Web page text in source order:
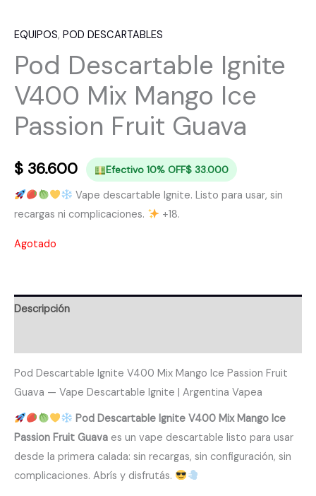
EQUIPOS, POD DESCARTABLES
Pod Descartable Ignite
V400 Mix Mango Ice
Passion Fruit Guava
$ 36.600 Efectivo 10% OFF$33.000
Vape descartable Ignite. Listo para usar, sin
recargas ni complicaciones.
+18.
Agotado
Descripción
Pod Descartable Ignite V400 Mix Mango Ice Passion Fruit
Guava — Vape Descartable Ignite | Argentina Vapea
Pod Descartable Ignite V400 Mix Mango Ice
Passion Fruit Guava es un vape descartable listo para usar
desde la primera calada: sin recargas, sin configuración, sin
complicaciones. Abrís y disfrutás.